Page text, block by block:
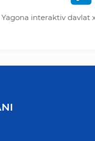
interaktiv davlat